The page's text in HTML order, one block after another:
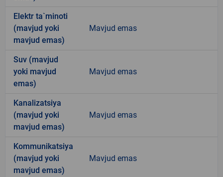
Elektr ta`minoti
(mavjud yoki
mavjud emas)
Mavjud emas
Suv (mavjud
yoki mavjud
emas)
Mavjud emas
Kanalizatsiya
(mavjud yoki
mavjud emas)
Mavjud emas
Kommunikatsiya
(mavjud yoki
mavjud emas)
Mavjud emas